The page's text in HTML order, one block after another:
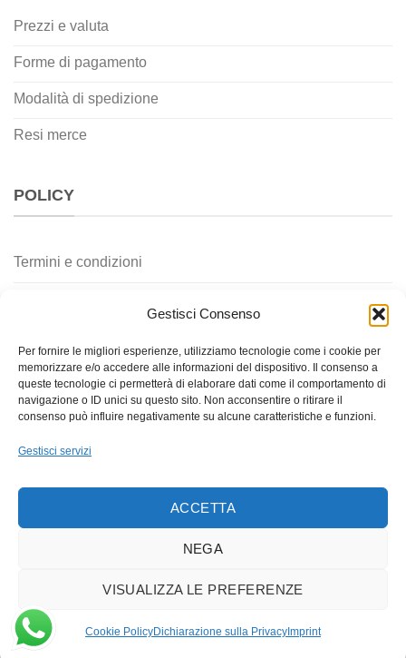
Gestisci Consenso
Per fornire le migliori esperienze, utilizziamo tecnologie come i cookie per
memorizzare e/o accedere alle informazioni del dispositivo. Il consenso a
queste tecnologie ci permetterà di elaborare dati come il comportamento di
navigazione o ID unici su questo sito. Non acconsentire o ritirare il
consenso può influire negativamente su alcune caratteristiche e funzioni.
Gestisci servizi
ACCETTA
NEGA
VISUALIZZA LE PREFERENZE
Cookie PolicyDichiarazione sulla Privacy Imprint
Prezzi e valuta
Forme di pagamento
Modalità di spedizione
Resi merce
POLICY
Termini e condizioni
Contatti
62012 Civitanova Marche (MC) - P.IVA: 01910820438 - Telefono:
+393792342170 - Email: info@pattyshoes.it - Made with ❤️ by
Jayconsulting.it